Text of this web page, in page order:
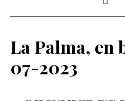
La Palma, en
07-2023